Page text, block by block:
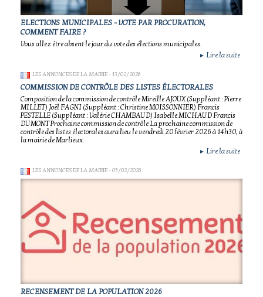
ELECTIONS MUNICIPALES - VOTE PAR PROCURATION,
COMMENT FAIRE ?
Vous allez être absent le jour du vote des élections municipales.
► Lire la suite
LES ANNONCES DE LA MAIRIE- 13/02/2026
COMMISSION DE CONTRÔLE DES LISTES ÉLECTORALES
Composition de la commission de contrôle Mireille AJOUX (Suppléant : Pierre
MILLET) Joël FAGNI (Suppléant : Christine MOISSONNIER) Francis
PESTELLE (Suppléant : Valérie CHAMBAUD) Isabelle MICHAUD Francis
DUMONT Prochaine commission de contrôle La prochaine commission de
contrôle des listes électorales aura lieu le vendredi 20 février 2026 à 14h30, à
la mairie de Marlieux.
► Lire la suite
LES ANNONCES DE LA MAIRIE- 05/02/2026
RECENSEMENT DE LA POPULATION 2026